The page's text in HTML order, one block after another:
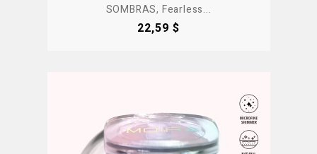
SOMBRAS, Fearless...
Precio
22,59 $